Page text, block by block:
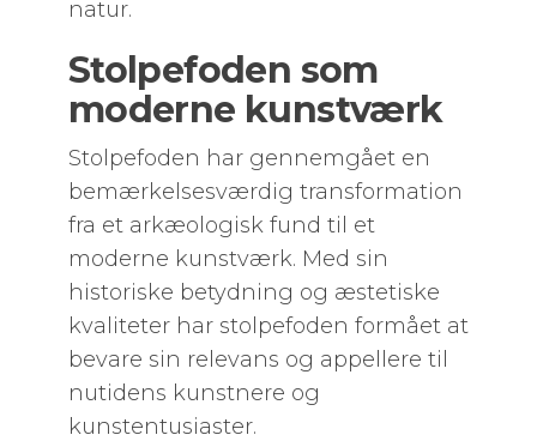
natur.
Stolpefoden som
moderne kunstværk
Stolpefoden har gennemgået en
bemærkelsesværdig transformation
fra et arkæologisk fund til et
moderne kunstværk. Med sin
historiske betydning og æstetiske
kvaliteter har stolpefoden formået at
bevare sin relevans og appellere til
nutidens kunstnere og
kunstentusiaster.